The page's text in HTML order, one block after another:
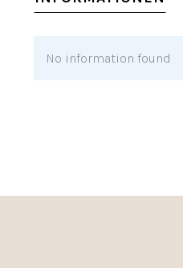
No information found